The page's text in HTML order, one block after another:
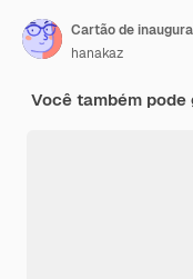
Cartão de
hanakaz
Você também